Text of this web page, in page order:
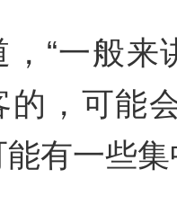
，“一般来
，可能
有一些集